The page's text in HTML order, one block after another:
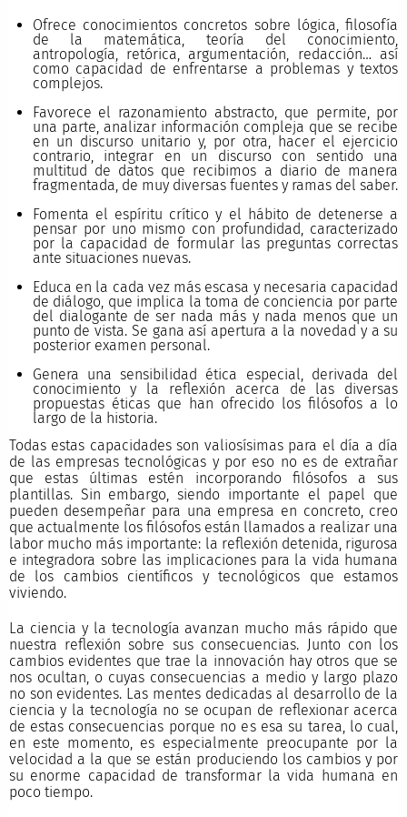
Ofrece conocimientos concretos sobre lógica, filosofía
de la matemática, teoría del conocimiento,
antropología, retórica, argumentación, redacción… así
como capacidad de enfrentarse a problemas y textos
complejos.
Favorece el razonamiento abstracto, que permite, por
una parte, analizar información compleja que se recibe
en un discurso unitario y, por otra, hacer el ejercicio
contrario, integrar en un discurso con sentido una
multitud de datos que recibimos a diario de manera
fragmentada, de muy diversas fuentes y ramas del saber.
Fomenta el espíritu crítico y el hábito de detenerse a
pensar por uno mismo con profundidad, caracterizado
por la capacidad de formular las preguntas correctas
ante situaciones nuevas.
Educa en la cada vez más escasa y necesaria capacidad
de diálogo, que implica la toma de conciencia por parte
del dialogante de ser nada más y nada menos que un
punto de vista. Se gana así apertura a la novedad y a su
posterior examen personal.
Genera una sensibilidad ética especial, derivada del
conocimiento y la reflexión acerca de las diversas
propuestas éticas que han ofrecido los filósofos a lo
largo de la historia.
Todas estas capacidades son valiosísimas para el día a día
de las empresas tecnológicas y por eso no es de extrañar
que estas últimas estén incorporando filósofos a sus
plantillas. Sin embargo, siendo importante el papel que
pueden desempeñar para una empresa en concreto, creo
que actualmente los filósofos están llamados a realizar una
labor mucho más importante: la reflexión detenida, rigurosa
e integradora sobre las implicaciones para la vida humana
de los cambios científicos y tecnológicos que estamos
viviendo.
La ciencia y la tecnología avanzan mucho más rápido que
nuestra reflexión sobre sus consecuencias. Junto con los
cambios evidentes que trae la innovación hay otros que se
nos ocultan, o cuyas consecuencias a medio y largo plazo
no son evidentes. Las mentes dedicadas al desarrollo de la
ciencia y la tecnología no se ocupan de reflexionar acerca
de estas consecuencias porque no es esa su tarea, lo cual,
en este momento, es especialmente preocupante por la
velocidad a la que se están produciendo los cambios y por
su enorme capacidad de transformar la vida humana en
poco tiempo.